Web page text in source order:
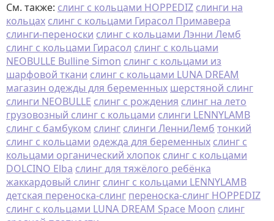
См. также: слинг с кольцами HOPPEDIZ слинги на
кольцах слинг с кольцами Гирасол Примавера
слинги-переноски слинг с кольцами Лэнни Лемб
слинг с кольцами Гирасол слинг с кольцами
NEOBULLE Bulline Simon слинг с кольцами из
шарфовой ткани слинг с кольцами LUNA DREAM
магазин одежды для беременных шерстяной слинг
слинги NEOBULLE слинг с рождения слинг на лето
грузовозный слинг с кольцами слинги LENNYLAMB
слинг с бамбуком слинг слинги ЛенниЛемб тонкий
слинг с кольцами одежда для беременных слинг с
кольцами органический хлопок слинг с кольцами
DOLCINO Elba слинг для тяжёлого ребёнка
жаккардовый слинг слинг с кольцами LENNYLAMB
детская переноска-слинг переноска-слинг HOPPEDIZ
слинг с кольцами LUNA DREAM Space Moon слинг